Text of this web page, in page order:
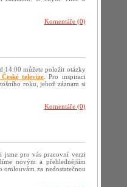
Komentáře (0)
14:00 můžete položit otázky
televize . Pro inspiraci
roku, jehož záznam si
Komentáře (0)
jsme pro vás pracovní verzi
novým a přehlednějším
omlouvám za nedostatečnou